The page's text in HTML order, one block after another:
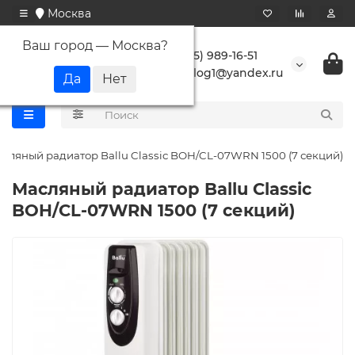
Москва
Ваш город — Москва?
+7 (495) 989-16-51
buranlog1@yandex.ru
радиатор Ballu Classic BOH/CL-07WRN 1500 (7 секций)
Масляный радиатор Ballu Classic
BOH/CL-07WRN 1500 (7 секций)